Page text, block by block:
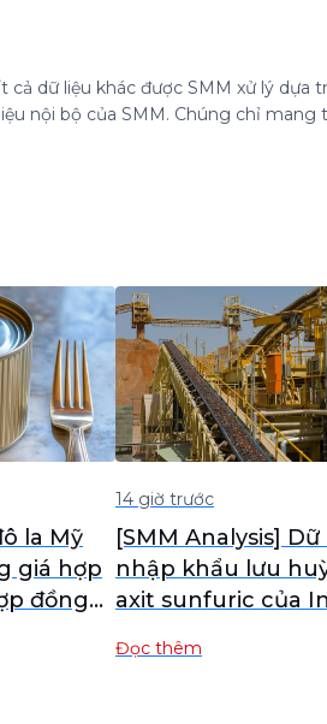
dữ liệu khác được SMM xử lý dựa
nội bộ của SMM. Chúng chỉ mang
la Mỹ
giá hợp
đồng
14 giờ trước
[SMM Analysis]
nhập khẩu lưu
axit sunfuric của
Đọc thêm